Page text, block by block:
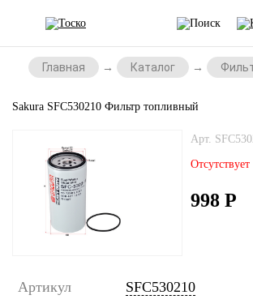
Главная Каталог
Sakura SFC530210 Фильтр топливный
Арт.
Отсутствует
998 Р
Артикул
SFC530210